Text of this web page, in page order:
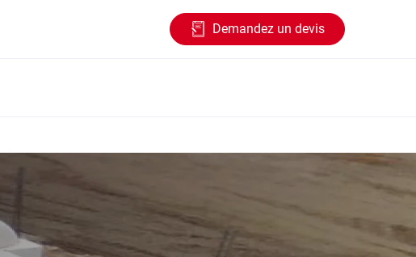
Demandez un devis